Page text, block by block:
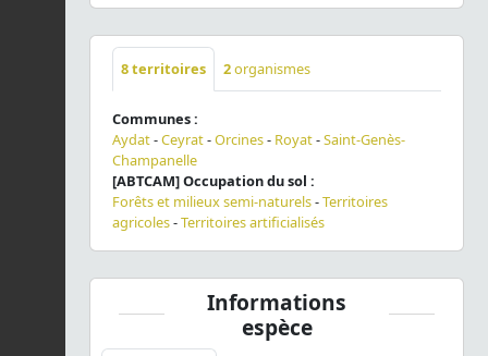
8territoires 2organismes
Communes :
Aydat-Ceyrat-Orcines- Royat-Saint-Genès-
Champanelle
[ABTCAM] Occupation du sol :
Forêts et milieux semi-naturels-Territoires
agricoles-Territoires artificialisés
Informations
espèce